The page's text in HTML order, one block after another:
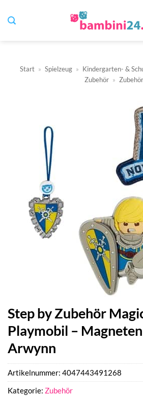
Inhalt
Start » Spielzeug » Kindergarten- &
Zubehör » Zubehör
Step by Zubehör
Playmobil –
Arwynn
Artikelnummer: 4047443491268
Kategorie: Zubehör